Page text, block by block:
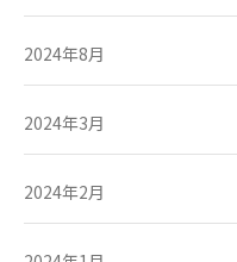
2024年8月
2024年3月
2024年2月